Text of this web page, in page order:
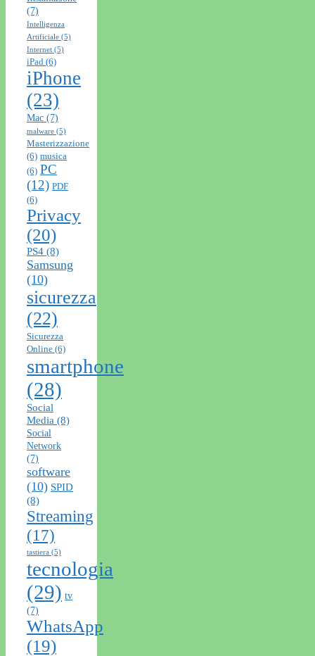
(7)
Intelligenza
Artificiale (5)
Internet (5)
iPad (6)
iPhone
(23)
Mac (7)
malware (5)
Masterizzazione
(6) musica
(6) PC
(12) PDF
(6)
Privacy
(20)
PS4 (8)
Samsung
(10)
sicurezza
(22)
Sicurezza
Online (6)
smartphone
(28)
Social
Media (8)
Social
Network
(7)
software
(10) SPID
(8)
Streaming
(17)
tastiera (5)
tecnologia
(29) tv
(7)
WhatsApp
(19)